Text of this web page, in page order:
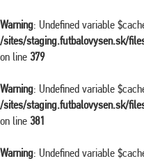
Warning: Undefined variable
/sites/staging.futbalovysen.sk/
on line 379
Warning: Undefined variable
/sites/staging.futbalovysen.sk/
on line 381
Warning: Undefined variable